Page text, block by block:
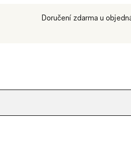
Doručení zdarma u